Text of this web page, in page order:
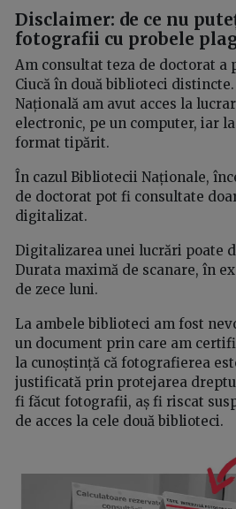
Disclaimer: de ce nu
fotografii cu probele
Am consultat teza de doctorat a
Ciucă în două biblioteci
Națională am avut acces la
electronic, pe un computer, iar
format tipărit.
În cazul Bibliotecii Naționale,
de doctorat pot fi consultate
digitalizat.
Digitalizarea unei lucrări poate
Durata maximă de scanare, în
de zece luni.
La ambele biblioteci am fost
un document prin care am
la cunoștință că fotografierea
justificată prin protejarea
fi făcut fotografii, aș fi riscat
de acces la cele două biblioteci.